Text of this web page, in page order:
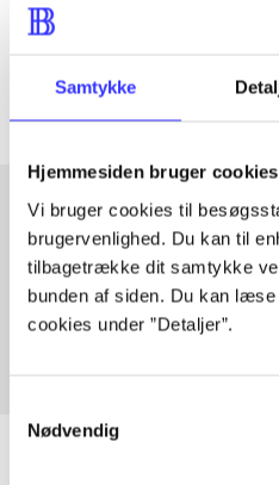
Samtykke
Hjemmesiden bruger cookies
Vi bruger cookies til
brugervenlighed. Du kan til
tilbagetrække dit samtykke
bunden af siden. Du kan
cookies under ”Detaljer”.
Nødvendig
Artikler med samme
Fra